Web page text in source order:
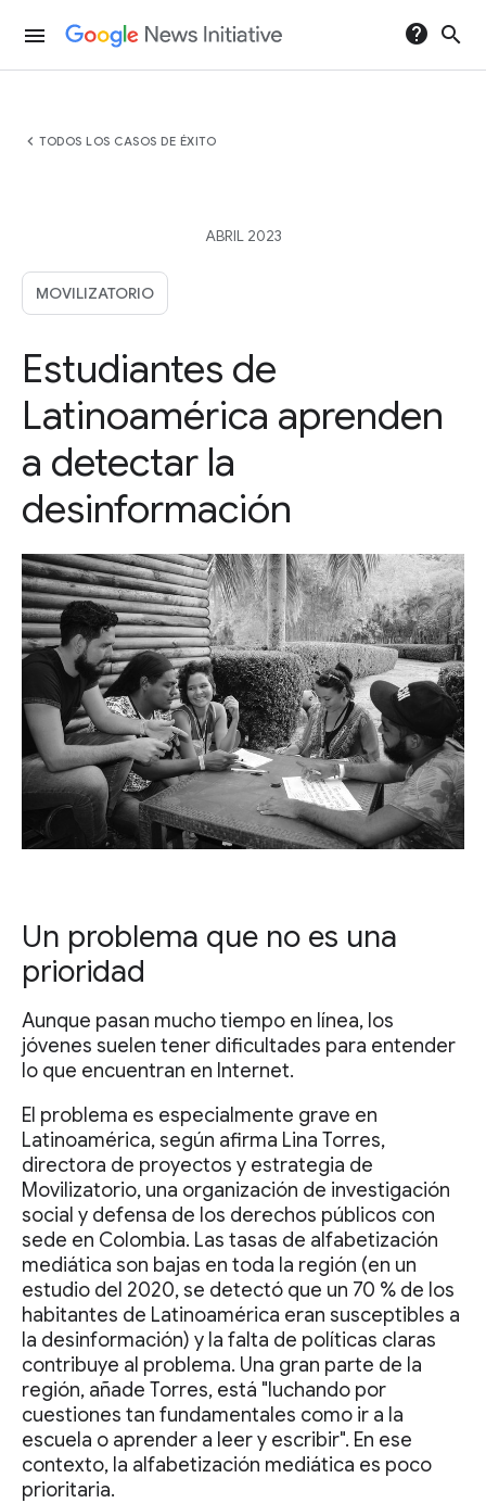
menu help search
chevron_left TODOS LOS CASOS DE ÉXITO
ABRIL 2023
MOVILIZATORIO
Estudiantes de
Latinoamérica aprenden
a detectar la
desinformación
Un problema que no es una
prioridad
Aunque pasan mucho tiempo en línea, los
jóvenes suelen tener dificultades para entender
lo que encuentran en Internet.
El problema es especialmente grave en
Latinoamérica, según afirma Lina Torres,
directora de proyectos y estrategia de
Movilizatorio, una organización de investigación
social y defensa de los derechos públicos con
sede en Colombia. Las tasas de alfabetización
mediática son bajas en toda la región (en un
estudio del 2020, se detectó que un 70 % de los
habitantes de Latinoamérica eran susceptibles a
la desinformación) y la falta de políticas claras
contribuye al problema. Una gran parte de la
región, añade Torres, está "luchando por
cuestiones tan fundamentales como ir a la
escuela o aprender a leer y escribir". En ese
contexto, la alfabetización mediática es poco
prioritaria.